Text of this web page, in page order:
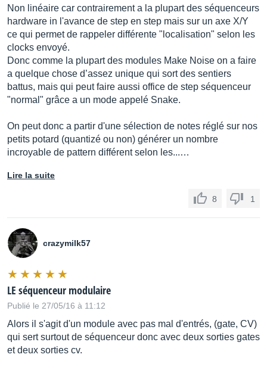
Non linéaire car contrairement a la plupart des séquenceurs
hardware in l'avance de step en step mais sur un axe X/Y
ce qui permet de rappeler différente "localisation" selon les
clocks envoyé.
Donc comme la plupart des modules Make Noise on a faire
a quelque chose d’assez unique qui sort des sentiers
battus, mais qui peut faire aussi office de step séquenceur
"normal" grâce a un mode appelé Snake.
On peut donc a partir d'une sélection de notes réglé sur nos
petits potard (quantizé ou non) générer un nombre
incroyable de pattern différent selon les...…
Lire la suite
8 1
crazymilk57
LE séquenceur modulaire
Publié le 27/05/16 à 11:12
Alors il s'agit d'un module avec pas mal d'entrés, (gate, CV)
qui sert surtout de séquenceur donc avec deux sorties gates
et deux sorties cv.